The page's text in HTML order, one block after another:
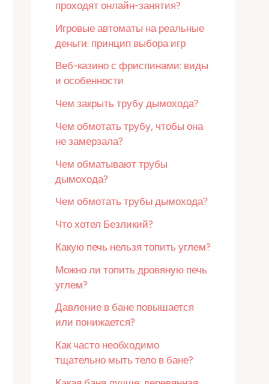
проходят онлайн-занятия?
Игровые автоматы на реальные
деньги: принцип выбора игр
Веб-казино с фриспинами: виды
и особенности
Чем закрыть трубу дымохода?
Чем обмотать трубу, чтобы она
не замерзала?
Чем обматывают трубы
дымохода?
Чем обмотать трубы дымохода?
Что хотел Безликий?
Какую печь нельзя топить углем?
Можно ли топить дровяную печь
углем?
Давление в бане повышается
или понижается?
Как часто необходимо
тщательно мыть тело в бане?